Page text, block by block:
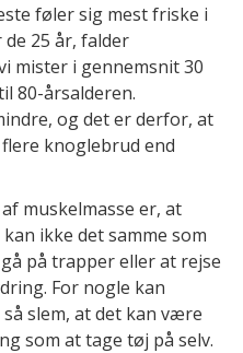
føler sig mest friske i
25 år, falder
mister i gennemsnit 30
80-årsalderen.
og det er derfor, at
knoglebrud end
muskelmasse er, at
ikke det samme som
på trapper eller at rejse
For nogle kan
slem, at det kan være
som at tage tøj på selv.